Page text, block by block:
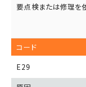
要点検または修理を
E29